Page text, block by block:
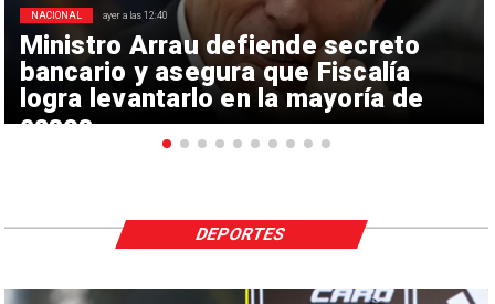
Ministro Arrau defiende secreto
bancario y asegura que Fiscalía
logra levantarlo en la mayoría de
casos
NACIONAL ayer a las 12:40
DEPORTES